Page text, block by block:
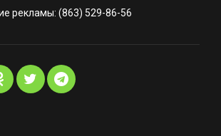
рекламы: (863) 529-86-56